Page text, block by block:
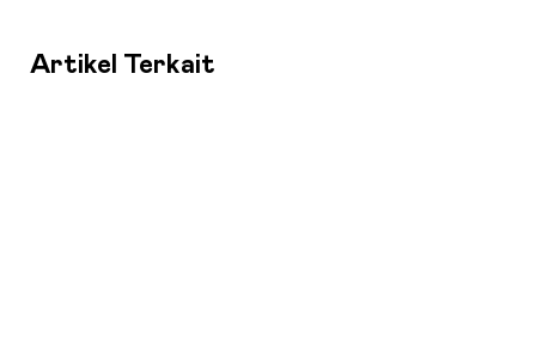
Artikel Terkait